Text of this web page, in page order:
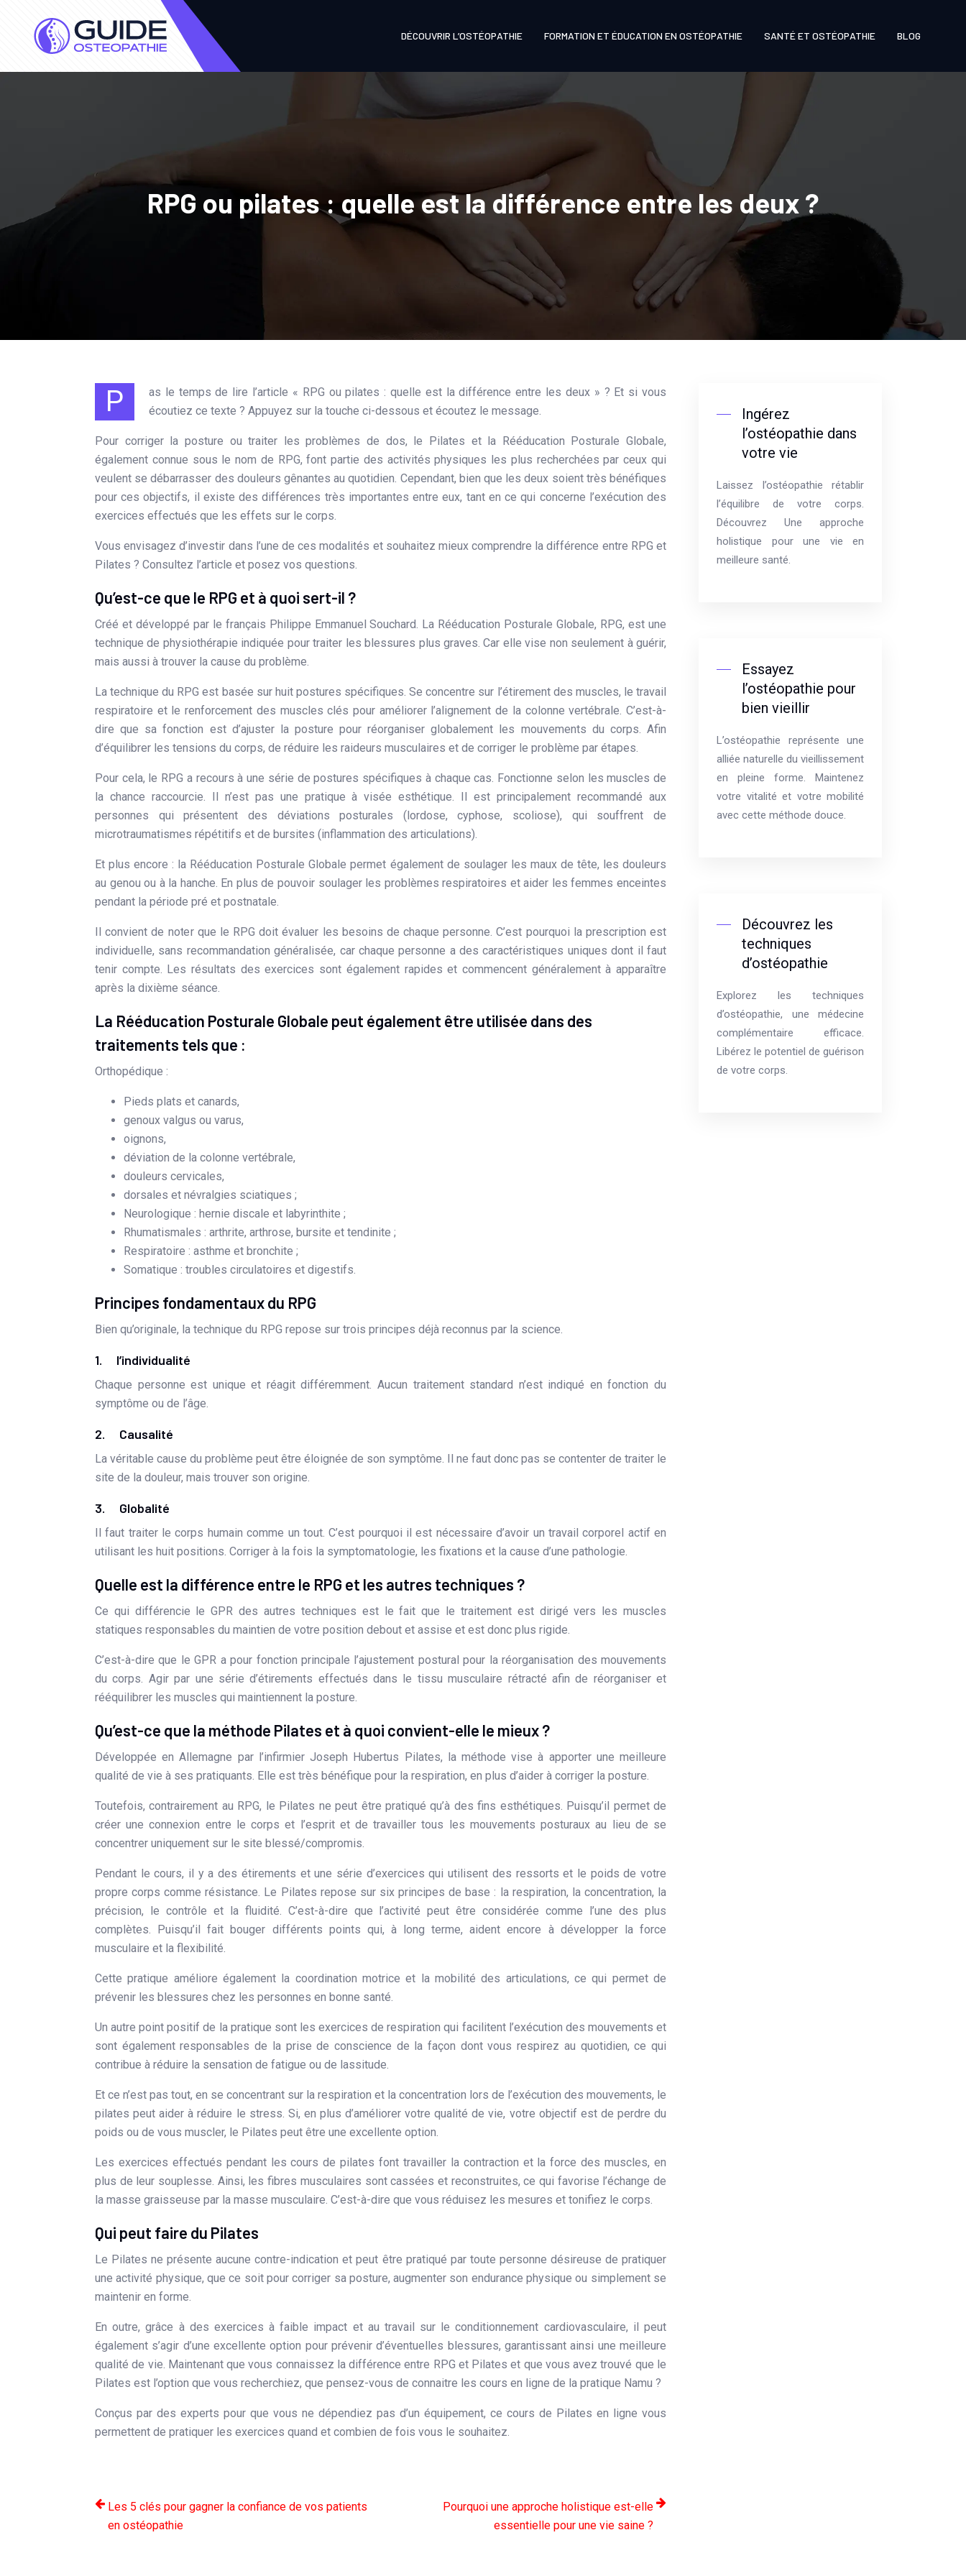
DÉCOUVRIR L’OSTÉOPATHIE FORMATION ET ÉDUCATION EN OSTÉOPATHIE SANTÉ ET OSTÉOPATHIE BLOG
RPG ou pilates : quelle est la différence entre les deux ?
Pas le temps de lire l’article « RPG ou pilates : quelle est la différence entre les deux » ? Et si vous écoutiez ce texte ? Appuyez sur la touche ci-dessous et écoutez le message.
Pour corriger la posture ou traiter les problèmes de dos, le Pilates et la Rééducation Posturale Globale,
également connue sous le nom de RPG, font partie des activités physiques les plus recherchées par ceux qui
veulent se débarrasser des douleurs gênantes au quotidien. Cependant, bien que les deux soient très bénéfiques
pour ces objectifs, il existe des différences très importantes entre eux, tant en ce qui concerne l’exécution des
exercices effectués que les effets sur le corps.
Vous envisagez d’investir dans l’une de ces modalités et souhaitez mieux comprendre la différence entre RPG et
Pilates ? Consultez l’article et posez vos questions.
Qu’est-ce que le RPG et à quoi sert-il ?
Créé et développé par le français Philippe Emmanuel Souchard. La Rééducation Posturale Globale, RPG, est une
technique de physiothérapie indiquée pour traiter les blessures plus graves. Car elle vise non seulement à guérir,
mais aussi à trouver la cause du problème.
La technique du RPG est basée sur huit postures spécifiques. Se concentre sur l’étirement des muscles, le travail
respiratoire et le renforcement des muscles clés pour améliorer l’alignement de la colonne vertébrale. C’est-à-
dire que sa fonction est d’ajuster la posture pour réorganiser globalement les mouvements du corps. Afin
d’équilibrer les tensions du corps, de réduire les raideurs musculaires et de corriger le problème par étapes.
Pour cela, le RPG a recours à une série de postures spécifiques à chaque cas. Fonctionne selon les muscles de
la chance raccourcie. Il n’est pas une pratique à visée esthétique. Il est principalement recommandé aux
personnes qui présentent des déviations posturales (lordose, cyphose, scoliose), qui souffrent de
microtraumatismes répétitifs et de bursites (inflammation des articulations).
Et plus encore : la Rééducation Posturale Globale permet également de soulager les maux de tête, les douleurs
au genou ou à la hanche. En plus de pouvoir soulager les problèmes respiratoires et aider les femmes enceintes
pendant la période pré et postnatale.
Il convient de noter que le RPG doit évaluer les besoins de chaque personne. C’est pourquoi la prescription est
individuelle, sans recommandation généralisée, car chaque personne a des caractéristiques uniques dont il faut
tenir compte. Les résultats des exercices sont également rapides et commencent généralement à apparaître
après la dixième séance.
La Rééducation Posturale Globale peut également être utilisée dans des
traitements tels que :
Orthopédique :
Pieds plats et canards,
genoux valgus ou varus,
oignons,
déviation de la colonne vertébrale,
douleurs cervicales,
dorsales et névralgies sciatiques ;
Neurologique : hernie discale et labyrinthite ;
Rhumatismales : arthrite, arthrose, bursite et tendinite ;
Respiratoire : asthme et bronchite ;
Somatique : troubles circulatoires et digestifs.
Principes fondamentaux du RPG
Bien qu’originale, la technique du RPG repose sur trois principes déjà reconnus par la science.
1. l’individualité
Chaque personne est unique et réagit différemment. Aucun traitement standard n’est indiqué en fonction du
symptôme ou de l’âge.
2. Causalité
La véritable cause du problème peut être éloignée de son symptôme. Il ne faut donc pas se contenter de traiter le
site de la douleur, mais trouver son origine.
3. Globalité
Il faut traiter le corps humain comme un tout. C’est pourquoi il est nécessaire d’avoir un travail corporel actif en
utilisant les huit positions. Corriger à la fois la symptomatologie, les fixations et la cause d’une pathologie.
Quelle est la différence entre le RPG et les autres techniques ?
Ce qui différencie le GPR des autres techniques est le fait que le traitement est dirigé vers les muscles
statiques responsables du maintien de votre position debout et assise et est donc plus rigide.
C’est-à-dire que le GPR a pour fonction principale l’ajustement postural pour la réorganisation des mouvements
du corps. Agir par une série d’étirements effectués dans le tissu musculaire rétracté afin de réorganiser et
rééquilibrer les muscles qui maintiennent la posture.
Qu’est-ce que la méthode Pilates et à quoi convient-elle le mieux ?
Développée en Allemagne par l’infirmier Joseph Hubertus Pilates, la méthode vise à apporter une meilleure
qualité de vie à ses pratiquants. Elle est très bénéfique pour la respiration, en plus d’aider à corriger la posture.
Toutefois, contrairement au RPG, le Pilates ne peut être pratiqué qu’à des fins esthétiques. Puisqu’il permet de
créer une connexion entre le corps et l’esprit et de travailler tous les mouvements posturaux au lieu de se
concentrer uniquement sur le site blessé/compromis.
Pendant le cours, il y a des étirements et une série d’exercices qui utilisent des ressorts et le poids de votre
propre corps comme résistance. Le Pilates repose sur six principes de base : la respiration, la concentration, la
précision, le contrôle et la fluidité. C’est-à-dire que l’activité peut être considérée comme l’une des plus
complètes. Puisqu’il fait bouger différents points qui, à long terme, aident encore à développer la force
musculaire et la flexibilité.
Cette pratique améliore également la coordination motrice et la mobilité des articulations, ce qui permet de
prévenir les blessures chez les personnes en bonne santé.
Un autre point positif de la pratique sont les exercices de respiration qui facilitent l’exécution des mouvements et
sont également responsables de la prise de conscience de la façon dont vous respirez au quotidien, ce qui
contribue à réduire la sensation de fatigue ou de lassitude.
Et ce n’est pas tout, en se concentrant sur la respiration et la concentration lors de l’exécution des mouvements, le
pilates peut aider à réduire le stress. Si, en plus d’améliorer votre qualité de vie, votre objectif est de perdre du
poids ou de vous muscler, le Pilates peut être une excellente option.
Les exercices effectués pendant les cours de pilates font travailler la contraction et la force des muscles, en
plus de leur souplesse. Ainsi, les fibres musculaires sont cassées et reconstruites, ce qui favorise l’échange de
la masse graisseuse par la masse musculaire. C’est-à-dire que vous réduisez les mesures et tonifiez le corps.
Qui peut faire du Pilates
Le Pilates ne présente aucune contre-indication et peut être pratiqué par toute personne désireuse de pratiquer
une activité physique, que ce soit pour corriger sa posture, augmenter son endurance physique ou simplement se
maintenir en forme.
En outre, grâce à des exercices à faible impact et au travail sur le conditionnement cardiovasculaire, il peut
également s’agir d’une excellente option pour prévenir d’éventuelles blessures, garantissant ainsi une meilleure
qualité de vie. Maintenant que vous connaissez la différence entre RPG et Pilates et que vous avez trouvé que le
Pilates est l’option que vous recherchiez, que pensez-vous de connaitre les cours en ligne de la pratique Namu ?
Conçus par des experts pour que vous ne dépendiez pas d’un équipement, ce cours de Pilates en ligne vous
permettent de pratiquer les exercices quand et combien de fois vous le souhaitez.
Les 5 clés pour gagner la confiance de vos patients
en ostéopathie
Pourquoi une approche holistique est-elle
essentielle pour une vie saine ?
Ingérez
l’ostéopathie dans
votre vie
Laissez l’ostéopathie rétablir
l’équilibre de votre corps.
Découvrez Une approche
holistique pour une vie en
meilleure santé.
Essayez
l’ostéopathie pour
bien vieillir
L’ostéopathie représente une
alliée naturelle du vieillissement
en pleine forme. Maintenez
votre vitalité et votre mobilité
avec cette méthode douce.
Découvrez les
techniques
d’ostéopathie
Explorez les techniques
d’ostéopathie, une médecine
complémentaire efficace.
Libérez le potentiel de guérison
de votre corps.